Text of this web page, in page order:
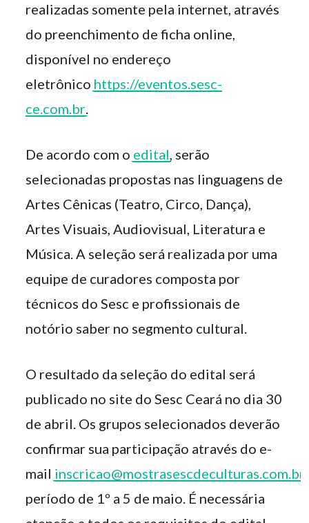
realizadas somente pela internet, através
do preenchimento de ficha online,
disponível no endereço
eletrônico https://eventos.sesc-
ce.com.br.
De acordo com o edital, serão
selecionadas propostas nas linguagens de
Artes Cênicas (Teatro, Circo, Dança),
Artes Visuais, Audiovisual, Literatura e
Música. A seleção será realizada por uma
equipe de curadores composta por
técnicos do Sesc e profissionais de
notório saber no segmento cultural.
O resultado da seleção do edital será
publicado no site do Sesc Ceará no dia 30
de abril. Os grupos selecionados deverão
confirmar sua participação através do e-
mail inscricao@mostrasescdeculturas.com.br
período de 1º a 5 de maio. É necessária